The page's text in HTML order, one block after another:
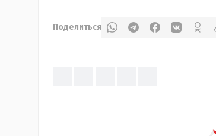
Поделиться